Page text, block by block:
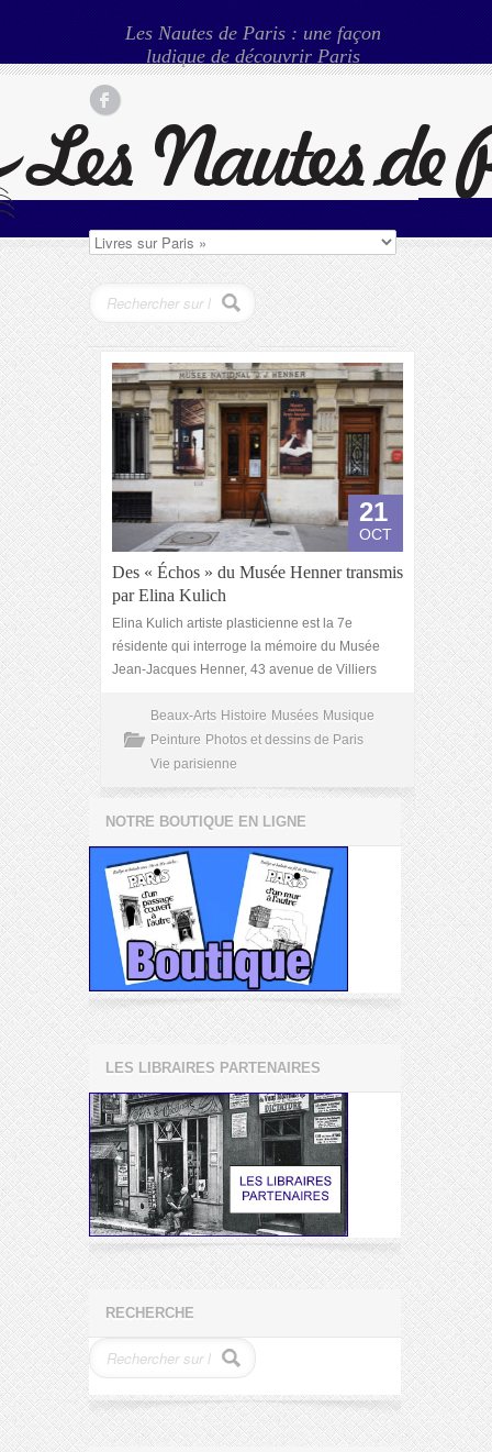
Les Nautes de Paris : une façon
ludique de découvrir Paris
21
OCT
Des « Échos » du Musée Henner transmis
par Elina Kulich
Elina Kulich artiste plasticienne est la 7e
résidente qui interroge la mémoire du Musée
Jean-Jacques Henner, 43 avenue de Villiers
Beaux-Arts Histoire Musées Musique
Peinture Photos et dessins de Paris
Vie parisienne
NOTRE BOUTIQUE EN LIGNE
LES LIBRAIRES PARTENAIRES
RECHERCHE